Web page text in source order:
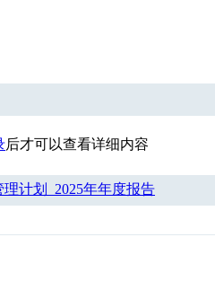
后才可以查看详细内容
计划_2025年年度报告